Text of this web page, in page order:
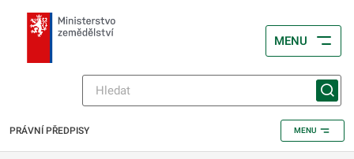
MENU
PRÁVNÍ PŘEDPISY MENU